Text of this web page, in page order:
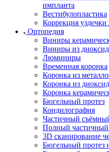
импланта
Вестибулопластика
Коррекция уздечки
Ортопедия
Виниры
Виниры из
Люминиры
Временная коронка
Коронка из
Коронка из
Коронка
Бюгельный протез
Кондилография
Частичный
Полный частичный
3D сканирование
Бюгельный протез